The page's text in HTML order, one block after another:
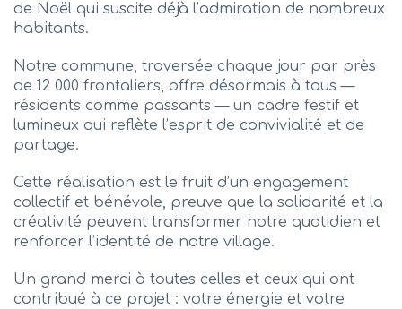
de Noël qui suscite déjà l’admiration de nombreux
habitants.
Notre commune, traversée chaque jour par près
de 12 000 frontaliers, offre désormais à tous —
résidents comme passants — un cadre festif et
lumineux qui reflète l’esprit de convivialité et de
partage.
Cette réalisation est le fruit d’un engagement
collectif et bénévole, preuve que la solidarité et la
créativité peuvent transformer notre quotidien et
renforcer l’identité de notre village.
Un grand merci à toutes celles et ceux qui ont
contribué à ce projet : votre énergie et votre